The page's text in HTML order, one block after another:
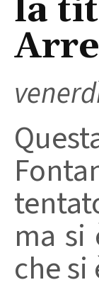
la
ma
che